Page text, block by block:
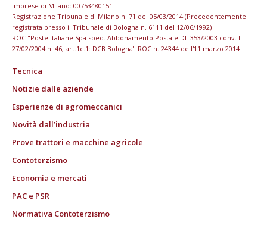
imprese di Milano: 00753480151
Registrazione Tribunale di Milano n. 71 del 05/03/2014 (Precedentemente
registrata presso il Tribunale di Bologna n. 6111 del 12/06/1992)
ROC "Poste italiane Spa sped. Abbonamento Postale DL 353/2003 conv. L.
27/02/2004 n. 46, art.1c.1: DCB Bologna" ROC n. 24344 dell'11 marzo 2014
Tecnica
Notizie dalle aziende
Esperienze di agromeccanici
Novità dall’industria
Prove trattori e macchine agricole
Contoterzismo
Economia e mercati
PAC e PSR
Normativa Contoterzismo